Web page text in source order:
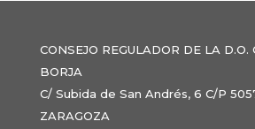
CONSEJO REGULADOR DE LA D.O.
BORJA
C/ Subida de San Andrés, 6 C/P
ZARAGOZA